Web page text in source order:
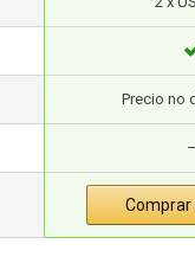
Precio no
–